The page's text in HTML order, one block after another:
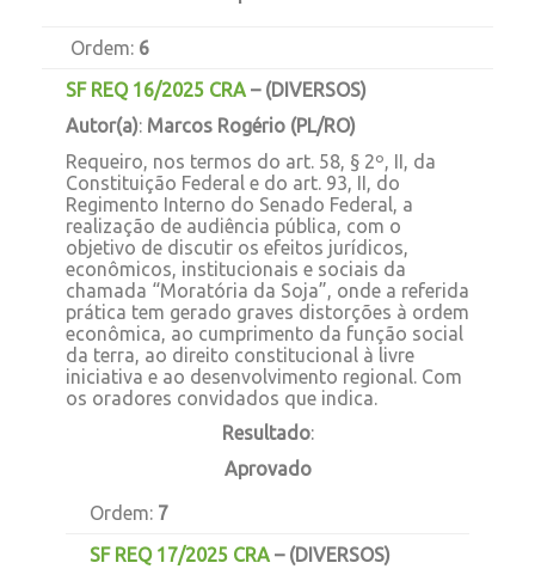
Ordem: 6
SF REQ 16/2025 CRA – (DIVERSOS)
Autor(a): Marcos Rogério (PL/RO)
Requeiro, nos termos do art. 58, § 2º, II, da
Constituição Federal e do art. 93, II, do
Regimento Interno do Senado Federal, a
realização de audiência pública, com o
objetivo de discutir os efeitos jurídicos,
econômicos, institucionais e sociais da
chamada “Moratória da Soja”, onde a referida
prática tem gerado graves distorções à ordem
econômica, ao cumprimento da função social
da terra, ao direito constitucional à livre
iniciativa e ao desenvolvimento regional. Com
os oradores convidados que indica.
Resultado:
Aprovado
Ordem: 7
SF REQ 17/2025 CRA – (DIVERSOS)